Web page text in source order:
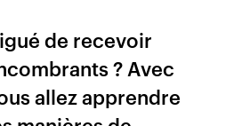
de recevoir
? Avec
allez apprendre